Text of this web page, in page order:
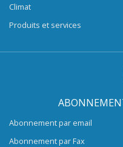
Climat
Produits et services
Abonnement par email
Abonnement par Fax